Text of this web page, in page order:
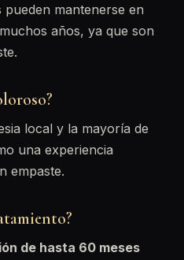
mantenerse en
años, ya que son
local y la mayoría de
una experiencia
empaste.
de hasta 60 meses